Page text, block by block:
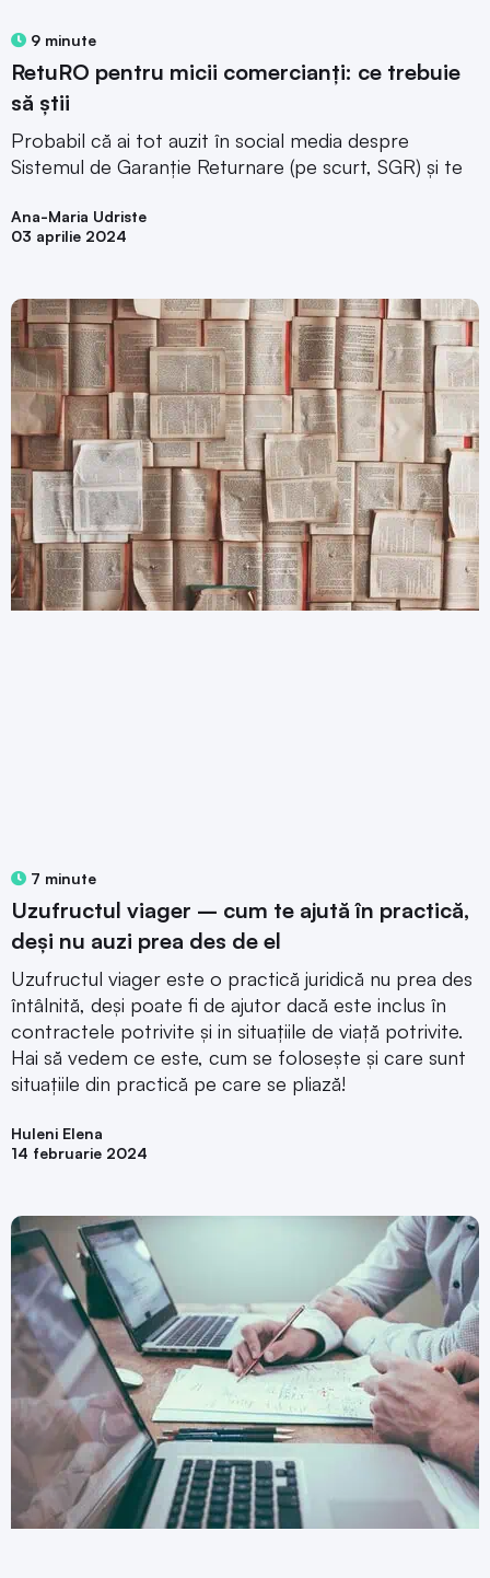
9 minute
RetuRO pentru micii comercianți: ce trebuie
să știi
Probabil că ai tot auzit în social media despre
Sistemul de Garanție Returnare (pe scurt, SGR) și te
Ana-Maria Udriste
03 aprilie 2024
7 minute
Uzufructul viager – cum te ajută în practică,
deși nu auzi prea des de el
Uzufructul viager este o practică juridică nu prea des
întâlnită, deși poate fi de ajutor dacă este inclus în
contractele potrivite și in situațiile de viață potrivite.
Hai să vedem ce este, cum se folosește și care sunt
situațiile din practică pe care se pliază!
Huleni Elena
14 februarie 2024